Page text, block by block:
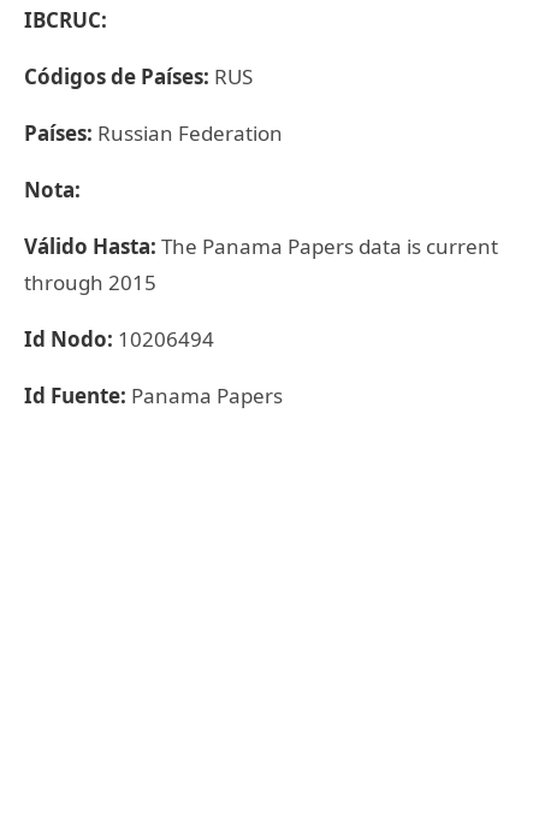
IBCRUC:
Códigos de Países: RUS
Países: Russian Federation
Nota:
Válido Hasta: The Panama Papers data is current
through 2015
Id Nodo: 10206494
Id Fuente: Panama Papers